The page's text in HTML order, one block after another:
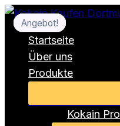
Zum
Inhalt
springen
Startseite
Über uns
Produkte
Kokain
Angebot!
Angebot!
Angebot!
Angebot!
Angebot!
Angebot!
Angebot!
Angebot!
Angebot!